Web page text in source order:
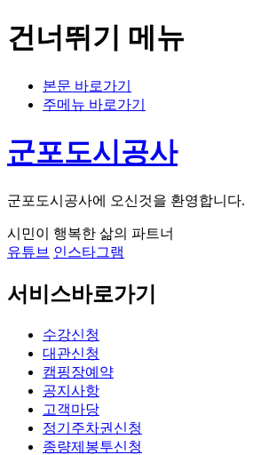
건너뛰기 메뉴
본문 바로가기
주메뉴 바로가기
군포도시공사
군포도시공사에 오신것을 환영합니다.
시민이 행복한 삶의 파트너
유튜브 인스타그램
서비스바로가기
수강신청
대관신청
캠핑장예약
공지사항
고객마당
정기주차권신청
종량제봉투신청